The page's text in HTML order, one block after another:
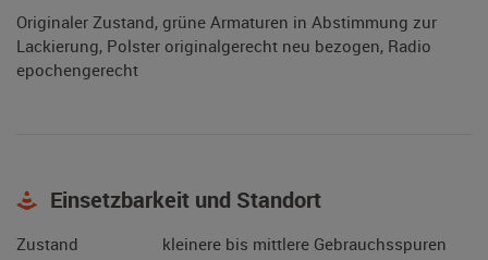
Originaler Zustand, grüne Armaturen in Abstimmung zur
Lackierung, Polster originalgerecht neu bezogen, Radio
epochengerecht
Einsetzbarkeit und Standort
Zustand
kleinere bis mittlere Gebrauchsspuren